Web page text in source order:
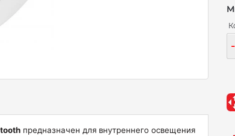
предназначен для внутреннего освещения
-